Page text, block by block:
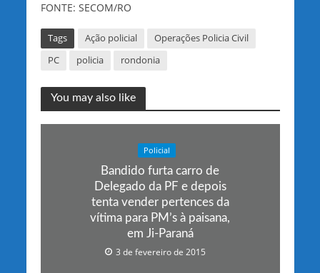
FONTE: SECOM/RO
Tags Ação policial
Operações Policia Civil
PC
policia rondonia
You may also like
Policial
Bandido furta carro de
Delegado da PF e depois
tenta vender pertences da
vítima para PM’s à paisana,
em Ji-Paraná
3 de fevereiro de 2015